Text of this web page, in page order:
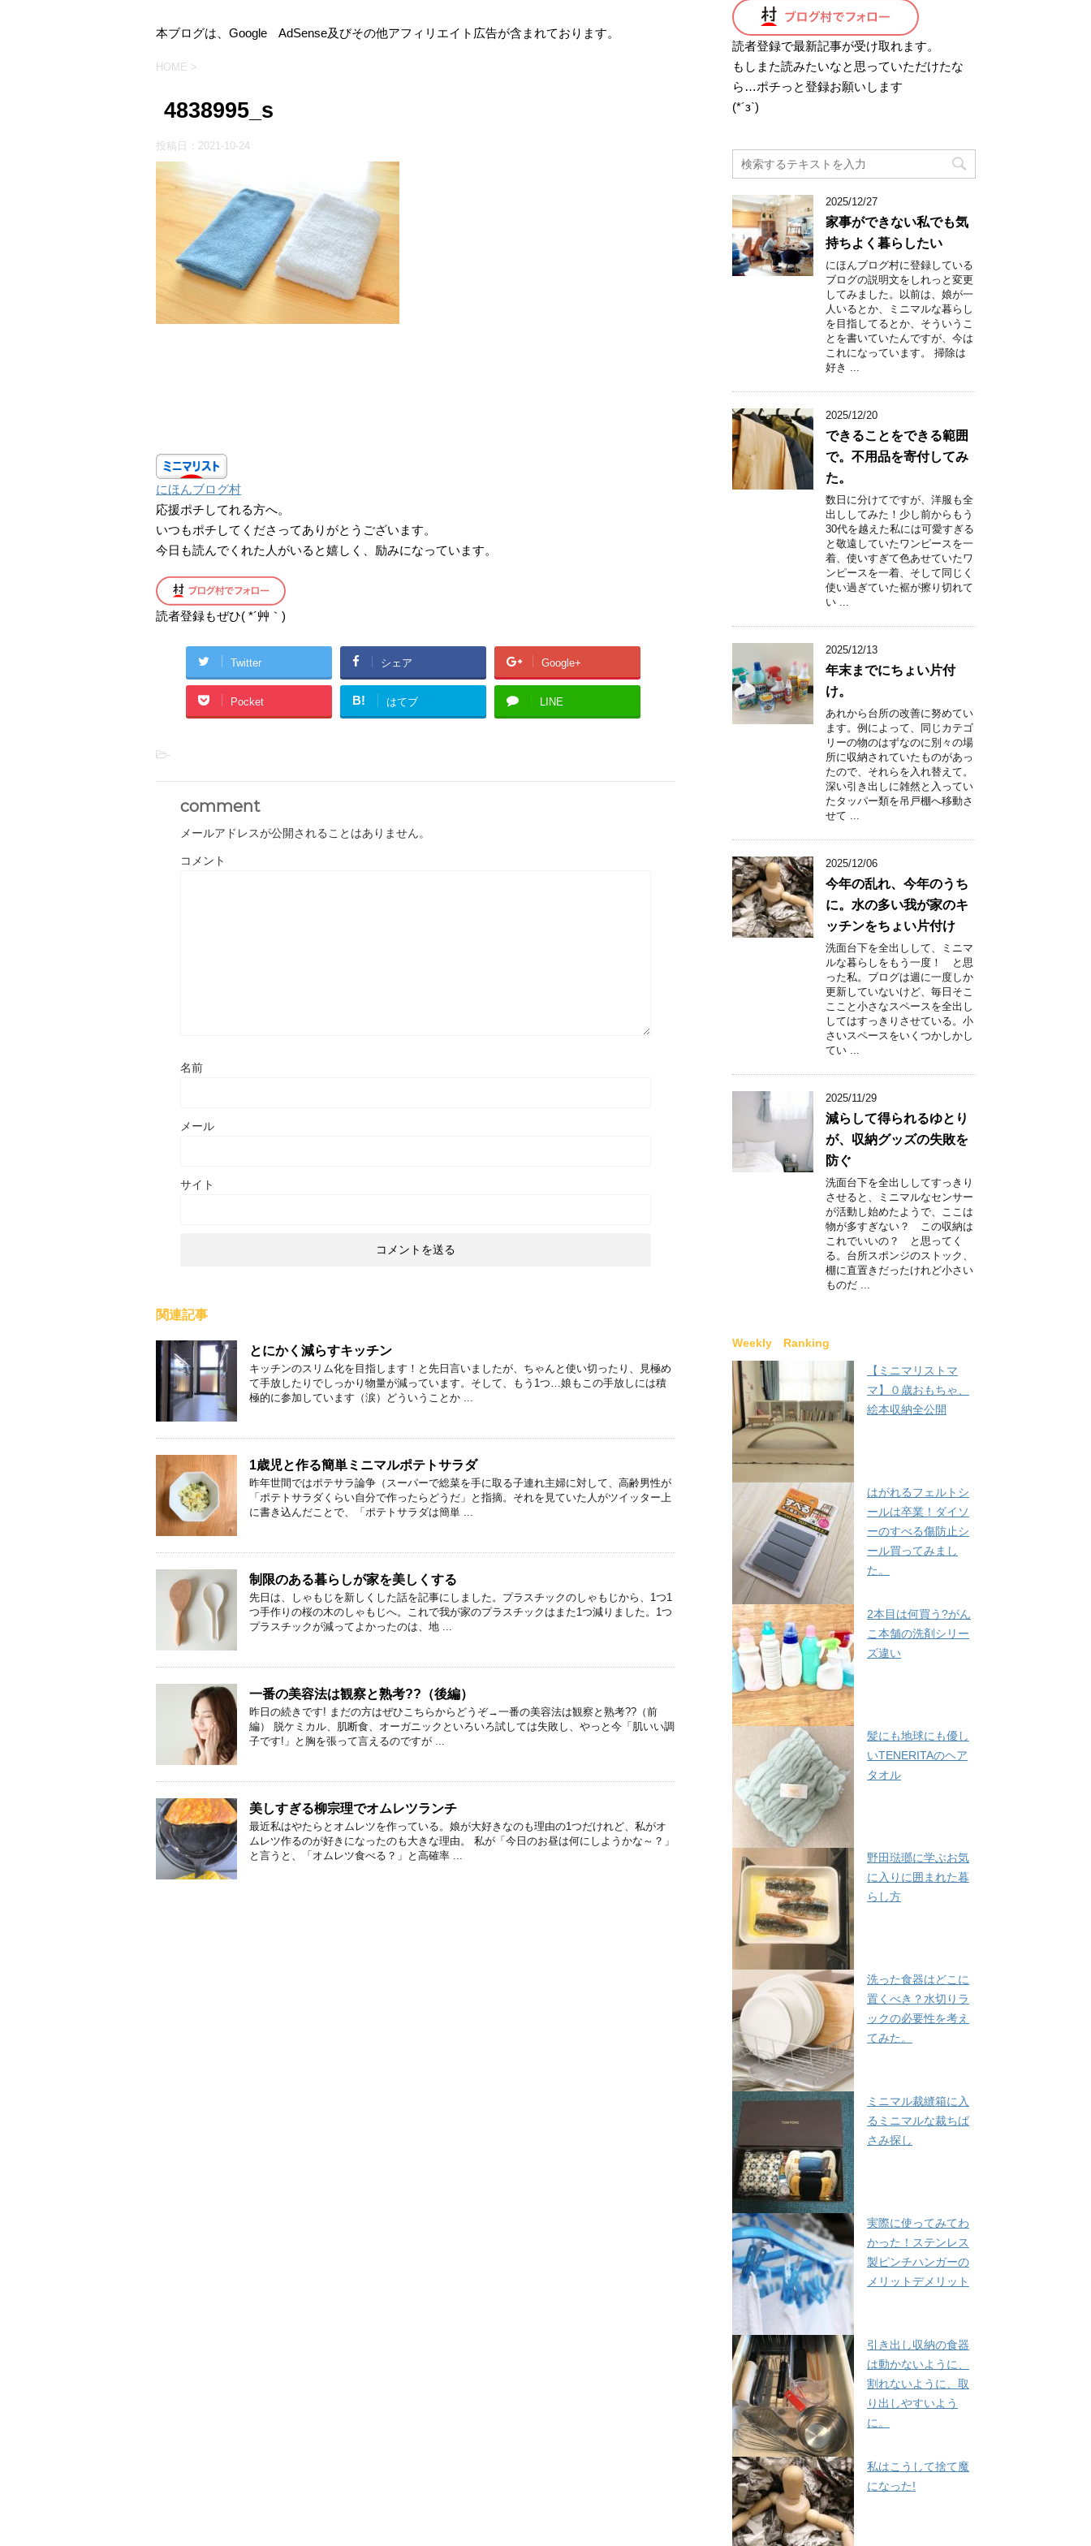
本ブログは、Google AdSense及びその他アフィリエイト広告が含まれております。
HOME >
4838995_s
投稿日： 2021-10-24
にほんブログ村
応援ポチしてれる方へ。
いつもポチしてくださってありがとうございます。
今日も読んでくれた人がいると嬉しく、励みになっています。
読者登録もぜひ( *´艸｀)
Twitter シェア Google+
Pocket B! はてブ LINE
-
comment
メールアドレスが公開されることはありません。
コメント
名前
メール
サイト
関連記事
とにかく減らすキッチン
キッチンのスリム化を目指します！と先日言いましたが、ちゃんと使い切ったり、見極め
て手放したりでしっかり物量が減っています。そして、もう1つ…娘もこの手放しには積
極的に参加しています（涙）どういうことか ...
1歳児と作る簡単ミニマルポテトサラダ
昨年世間ではポテサラ論争（スーパーで総菜を手に取る子連れ主婦に対して、高齢男性が
「ポテトサラダくらい自分で作ったらどうだ」と指摘。それを見ていた人がツイッター上
に書き込んだことで、「ポテトサラダは簡単 ...
制限のある暮らしが家を美しくする
先日は、しゃもじを新しくした話を記事にしました。プラスチックのしゃもじから、1つ1
つ手作りの桜の木のしゃもじへ。これで我が家のプラスチックはまた1つ減りました。1つ
プラスチックが減ってよかったのは、地 ...
一番の美容法は観察と熟考??（後編）
昨日の続きです! まだの方はぜひこちらからどうぞ→一番の美容法は観察と熟考??（前
編） 脱ケミカル、肌断食、オーガニックといろいろ試しては失敗し、やっと今「肌いい調
子です!」と胸を張って言えるのですが ...
美しすぎる柳宗理でオムレツランチ
最近私はやたらとオムレツを作っている。娘が大好きなのも理由の1つだけれど、私がオ
ムレツ作るのが好きになったのも大きな理由。 私が「今日のお昼は何にしようかな～？」
と言うと、「オムレツ食べる？」と高確率 ...
読者登録で最新記事が受け取れます。
もしまた読みたいなと思っていただけたな
ら…ポチっと登録お願いします
(*´з`)
2025/12/27
家事ができない私でも気
持ちよく暮らしたい
にほんブログ村に登録している
ブログの説明文をしれっと変更
してみました。以前は、娘が一
人いるとか、ミニマルな暮らし
を目指してるとか、そういうこ
とを書いていたんですが、今は
これになっています。 掃除は
好き ...
2025/12/20
できることをできる範囲
で。不用品を寄付してみ
た。
数日に分けてですが、洋服も全
出ししてみた！少し前からもう
30代を越えた私には可愛すぎる
と敬遠していたワンピースを一
着、使いすぎて色あせていたワ
ンピースを一着、そして同じく
使い過ぎていた裾が擦り切れて
い ...
2025/12/13
年末までにちょい片付
け。
あれから台所の改善に努めてい
ます。例によって、同じカテゴ
リーの物のはずなのに別々の場
所に収納されていたものがあっ
たので、それらを入れ替えて。
深い引き出しに雑然と入ってい
たタッパー類を吊戸棚へ移動さ
せて ...
2025/12/06
今年の乱れ、今年のうち
に。水の多い我が家のキ
ッチンをちょい片付け
洗面台下を全出しして、ミニマ
ルな暮らしをもう一度！ と思
った私。ブログは週に一度しか
更新していないけど、毎日そこ
ここと小さなスペースを全出し
してはすっきりさせている。小
さいスペースをいくつかしかし
てい ...
2025/11/29
減らして得られるゆとり
が、収納グッズの失敗を
防ぐ
洗面台下を全出ししてすっきり
させると、ミニマルなセンサー
が活動し始めたようで、ここは
物が多すぎない？ この収納は
これでいいの？ と思ってく
る。台所スポンジのストック、
棚に直置きだったけれど小さい
ものだ ...
Weekly Ranking
【ミニマリストマ
マ】０歳おもちゃ、
絵本収納全公開
はがれるフェルトシ
ールは卒業！ダイソ
ーのすべる傷防止シ
ール買ってみまし
た。
2本目は何買う?がん
こ本舗の洗剤シリー
ズ違い
髪にも地球にも優し
いTENERITAのヘア
タオル
野田琺瑯に学ぶお気
に入りに囲まれた暮
らし方
洗った食器はどこに
置くべき？水切りラ
ックの必要性を考え
てみた。
ミニマル裁縫箱に入
るミニマルな裁ちば
さみ探し
実際に使ってみてわ
かった！ステンレス
製ピンチハンガーの
メリットデメリット
引き出し収納の食器
は動かないように、
割れないように、取
り出しやすいよう
に。
私はこうして捨て魔
になった!